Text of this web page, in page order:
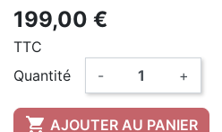
199,00 €
TTC
Quantité
- +
 AJOUTER AU PANIER